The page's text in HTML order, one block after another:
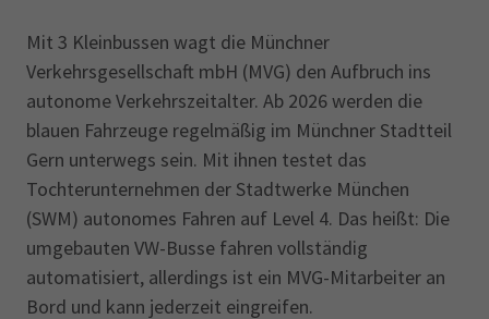
Mit 3 Kleinbussen wagt die Münchner
Verkehrsgesellschaft mbH (MVG) den Aufbruch ins
autonome Verkehrszeitalter. Ab 2026 werden die
blauen Fahrzeuge regelmäßig im Münchner Stadtteil
Gern unterwegs sein. Mit ihnen testet das
Tochterunternehmen der Stadtwerke München
(SWM) autonomes Fahren auf Level 4. Das heißt: Die
umgebauten VW-Busse fahren vollständig
automatisiert, allerdings ist ein MVG-Mitarbeiter an
Bord und kann jederzeit eingreifen.